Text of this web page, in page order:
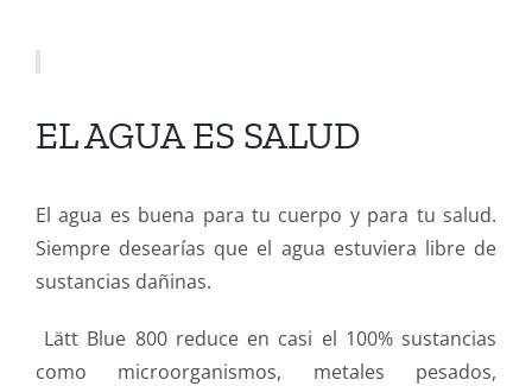
EL AGUA ES SALUD
El agua es buena para tu cuerpo y para tu salud.
Siempre desearías que el agua estuviera libre de
sustancias dañinas.
Lätt Blue 800 reduce en casi el 100% sustancias
como microorganismos, metales pesados,